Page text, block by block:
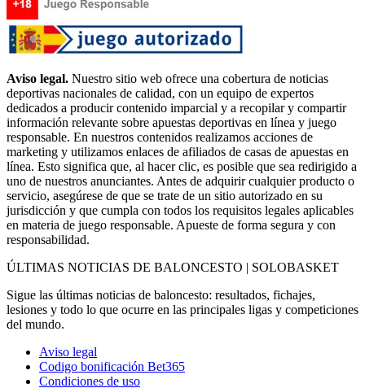
Aviso legal. Nuestro sitio web ofrece una cobertura de noticias
deportivas nacionales de calidad, con un equipo de expertos
dedicados a producir contenido imparcial y a recopilar y compartir
información relevante sobre apuestas deportivas en línea y juego
responsable. En nuestros contenidos realizamos acciones de
marketing y utilizamos enlaces de afiliados de casas de apuestas en
línea. Esto significa que, al hacer clic, es posible que sea redirigido a
uno de nuestros anunciantes. Antes de adquirir cualquier producto o
servicio, asegúrese de que se trate de un sitio autorizado en su
jurisdicción y que cumpla con todos los requisitos legales aplicables
en materia de juego responsable. Apueste de forma segura y con
responsabilidad.
ÚLTIMAS NOTICIAS DE BALONCESTO | SOLOBASKET
Sigue las últimas noticias de baloncesto: resultados, fichajes,
lesiones y todo lo que ocurre en las principales ligas y competiciones
del mundo.
Aviso legal
Codigo bonificación Bet365
Condiciones de uso